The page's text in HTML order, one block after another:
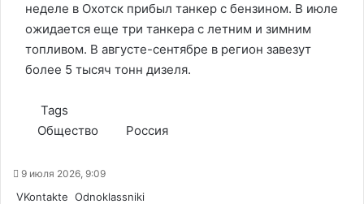
неделе в Охотск прибыл танкер с бензином. В июле
ожидается еще три танкера с летним и зимним
топливом. В августе-сентябре в регион завезут
более 5 тысяч тонн дизеля.
Tags
Общество
Россия
9 июля 2026, 9:09
VKontakte Odnoklassniki